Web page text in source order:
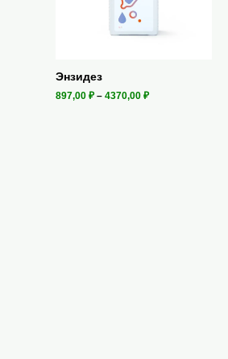
Энзидез
897,00 ₽– 4370,00 ₽